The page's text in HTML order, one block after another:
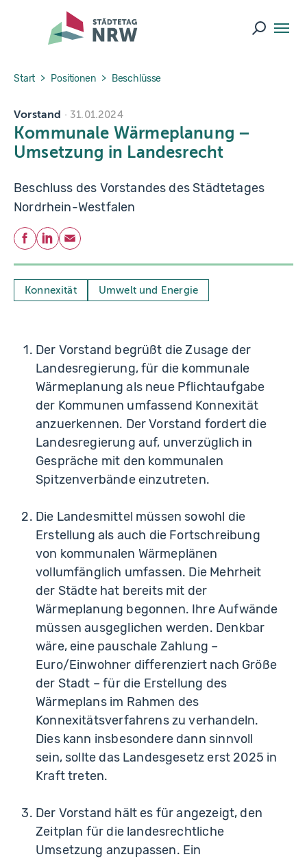
Skip to main navigation
Skip to main content
Skip to page footer
Suche
You are here:
Start Positionen Beschlüsse
Vorstand 31.01.2024
Kommunale Wärmeplanung –
Umsetzung in Landesrecht
Beschluss des Vorstandes des Städtetages
Nordrhein-Westfalen
Teilen
Facebook
LinkedIn
E-Mail
Konnexität Umwelt und Energie
Der Vorstand begrüßt die Zusage der
Landesregierung, für die kommunale
Wärmeplanung als neue Pflichtaufgabe
der Kommunen umfassend Konnexität
anzuerkennen. Der Vorstand fordert die
Landesregierung auf, unverzüglich in
Gespräche mit den kommunalen
Spitzenverbände einzutreten.
Die Landesmittel müssen sowohl die
Erstellung als auch die Fortschreibung
von kommunalen Wärmeplänen
vollumfänglich umfassen. Die Mehrheit
der Städte hat bereits mit der
Wärmeplanung begonnen. Ihre Aufwände
müssen ausgeglichen werden. Denkbar
wäre, eine pauschale Zahlung –
Euro/Einwohner differenziert nach Größe
der Stadt – für die Erstellung des
Wärmeplans im Rahmen des
Konnexitätsverfahrens zu verhandeln.
Dies kann insbesondere dann sinnvoll
sein, sollte das Landesgesetz erst 2025 in
Kraft treten.
Der Vorstand hält es für angezeigt, den
Zeitplan für die landesrechtliche
Umsetzung anzupassen. Ein